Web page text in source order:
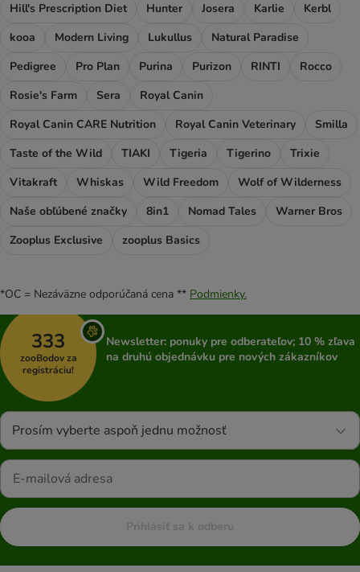
Hill's Prescription Diet
Hunter Josera Karlie
Kerbl
kooa
Modern Living Lukullus
Natural Paradise
Pedigree
Pro Plan Purina Purizon RINTI
Rocco
Rosie's Farm
Sera
Royal Canin
Royal Canin CARE Nutrition
Royal Canin Veterinary
Smilla
Taste of the Wild
TIAKI Tigeria Tigerino
Trixie
Vitakraft
Whiskas Wild Freedom
Wolf of Wilderness
Naše obľúbené značky
8in1 Nomad Tales
Warner Bros
Zooplus Exclusive
zooplus Basics
*OC = Nezáväzne odporúčaná cena ** Podmienky.
333
zooBodov za
registráciu!
Newsletter: ponuky pre odberateľov; 10 % zľava
na druhú objednávku pre nových zákazníkov
Prosím vyberte aspoň jednu možnosť
Prihlásiť sa k odberu